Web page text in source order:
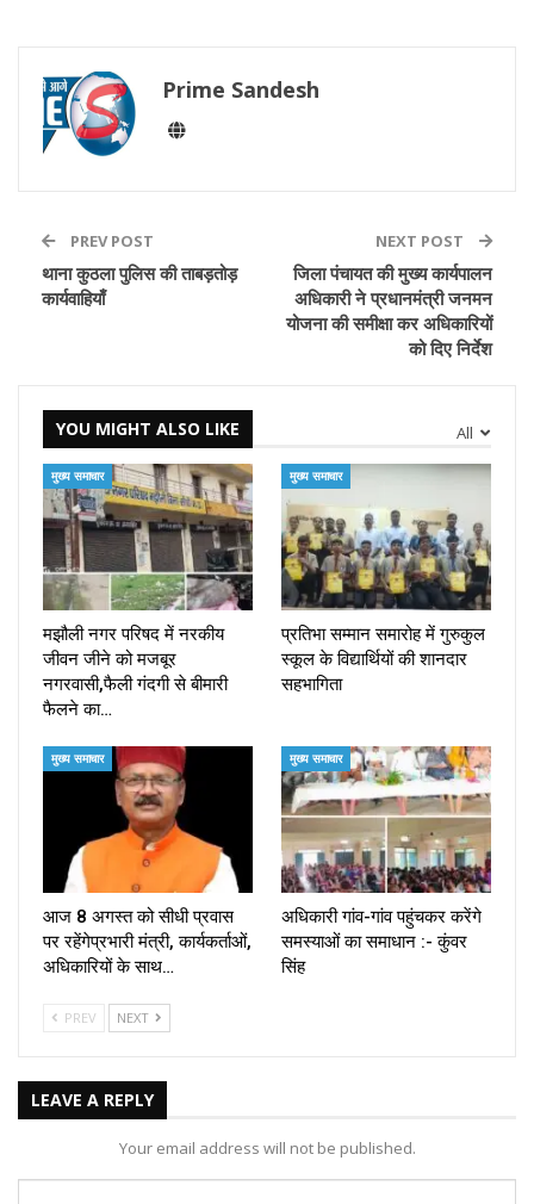
Prime Sandesh
PREV POST
थाना कुठला पुलिस की ताबड़तोड़
कार्यवाहियाँ
NEXT POST
जिला पंचायत की मुख्य कार्यपालन
अधिकारी ने प्रधानमंत्री जनमन
योजना की समीक्षा कर अधिकारियों
को दिए निर्देश
All
YOU MIGHT ALSO LIKE
मुख्य समाचार
मझौली नगर परिषद में नरकीय
जीवन जीने को मजबूर
नगरवासी,फैली गंदगी से बीमारी
फैलने का…
मुख्य समाचार
प्रतिभा सम्मान समारोह में गुरुकुल
स्कूल के विद्यार्थियों की शानदार
सहभागिता
मुख्य समाचार
आज 8 अगस्त को सीधी प्रवास
पर रहेंगेप्रभारी मंत्री, कार्यकर्ताओं,
अधिकारियों के साथ…
मुख्य समाचार
अधिकारी गांव-गांव पहुंचकर करेंगे
समस्याओं का समाधान :- कुंवर
सिंह
PREV NEXT
LEAVE A REPLY
Your email address will not be published.